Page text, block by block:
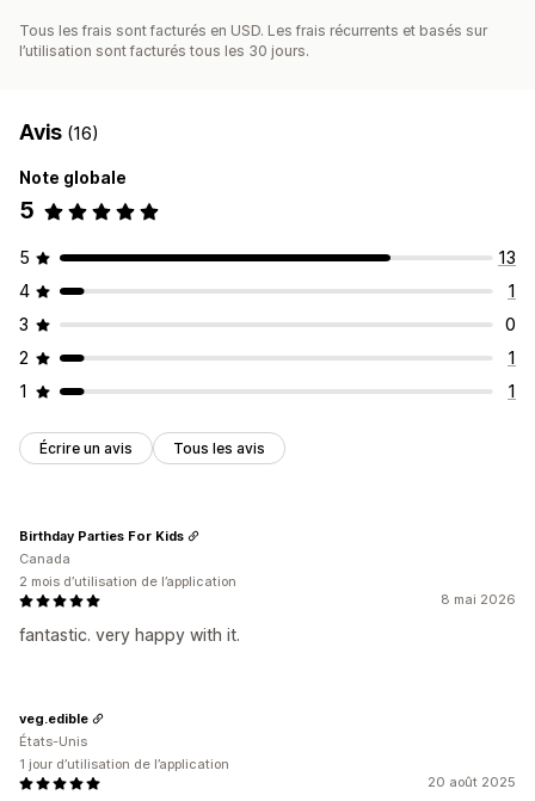
Tous les frais sont facturés en USD. Les frais récurrents et basés sur
l’utilisation sont facturés tous les 30 jours.
Avis (16)
Note globale
5
5
13
4
1
3
0
2
1
1
1
Écrire un avis Tous les avis
8 mai 2026
fantastic. very happy with it.
Birthday Parties For Kids
Canada
2 mois d’utilisation de l’application
20 août 2025
veg.edible
États-Unis
1 jour d’utilisation de l’application